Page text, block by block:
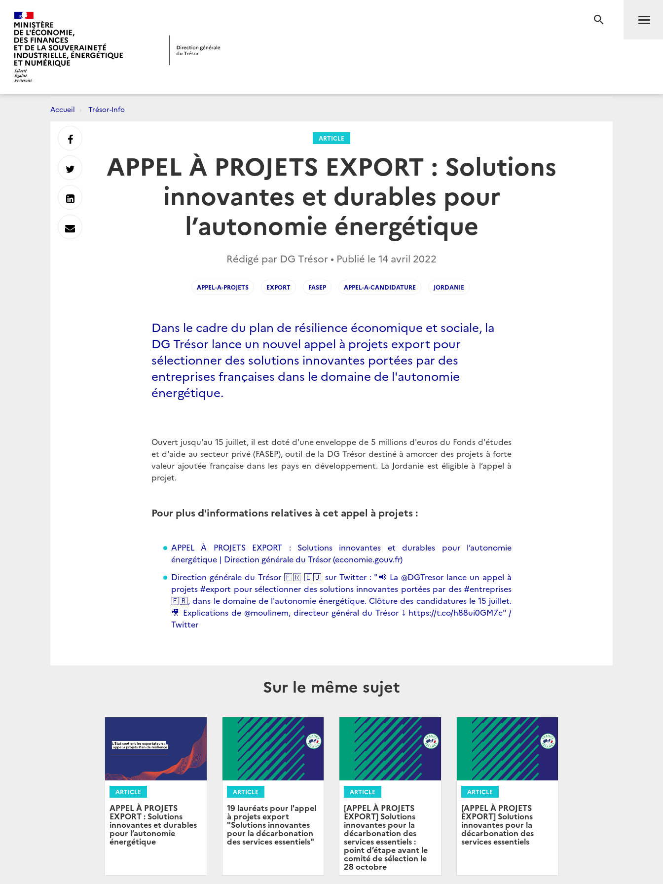
RECHERCHE
Accueil Trésor-Info
ARTICLE
APPEL À PROJETS EXPORT : Solutions
innovantes et durables pour
l’autonomie énergétique
Rédigé par DG Trésor • Publié le 14 avril 2022
APPEL-A-PROJETS EXPORT FASEP APPEL-A-CANDIDATURE JORDANIE
Dans le cadre du plan de résilience économique et sociale, la
DG Trésor lance un nouvel appel à projets export pour
sélectionner des solutions innovantes portées par des
entreprises françaises dans le domaine de l'autonomie
énergétique.
Ouvert jusqu'au 15 juillet, il est doté d'une enveloppe de 5 millions d'euros du Fonds d'études
et d'aide au secteur privé (FASEP), outil de la DG Trésor destiné à amorcer des projets à forte
valeur ajoutée française dans les pays en développement. La Jordanie est éligible à l’appel à
projet.
Pour plus d'informations relatives à cet appel à projets :
APPEL À PROJETS EXPORT : Solutions innovantes et durables pour l’autonomie
énergétique | Direction générale du Trésor (economie.gouv.fr)
Direction générale du Trésor 🇫🇷 🇪🇺 sur Twitter : "📢 La @DGTresor lance un appel à
projets #export pour sélectionner des solutions innovantes portées par des #entreprises
🇫🇷, dans le domaine de l'autonomie énergétique. Clôture des candidatures le 15 juillet.
🎥 Explications de @moulinem, directeur général du Trésor ⤵ https://t.co/h88ui0GM7c" /
Twitter
Sur le même sujet
ARTICLE
APPEL À PROJETS
EXPORT : Solutions
innovantes et durables
pour l’autonomie
énergétique
ARTICLE
19 lauréats pour l'appel
à projets export
"Solutions innovantes
pour la décarbonation
des services essentiels"
ARTICLE
[APPEL À PROJETS
EXPORT] Solutions
innovantes pour la
décarbonation des
services essentiels :
point d’étape avant le
comité de sélection le
28 octobre
ARTICLE
[APPEL À PROJETS
EXPORT] Solutions
innovantes pour la
décarbonation des
services essentiels
Partager
sur
Partager
sur
Partager
sur
Envoyer